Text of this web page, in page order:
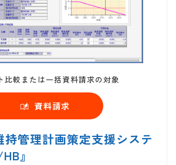
比較または一括資料請求の対象
資料請求
持管理計画策定支援システ
』